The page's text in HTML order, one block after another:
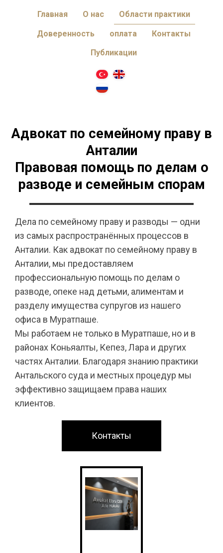
Главная О нас Области практики
Доверенность оплата
Контакты
Публикации
Адвокат по семейному праву в
Анталии
Правовая помощь по делам о
разводе и семейным спорам
Дела по семейному праву и разводы — одни
из самых распространённых процессов в
Анталии. Как адвокат по семейному праву в
Анталии, мы предоставляем
профессиональную помощь по делам о
разводе, опеке над детьми, алиментам и
разделу имущества супругов из нашего
офиса в Муратпаше.
Мы работаем не только в Муратпаше, но и в
районах Коньяалты, Кепез, Лара и других
частях Анталии. Благодаря знанию практики
Антальского суда и местных процедур мы
эффективно защищаем права наших
клиентов.
Контакты